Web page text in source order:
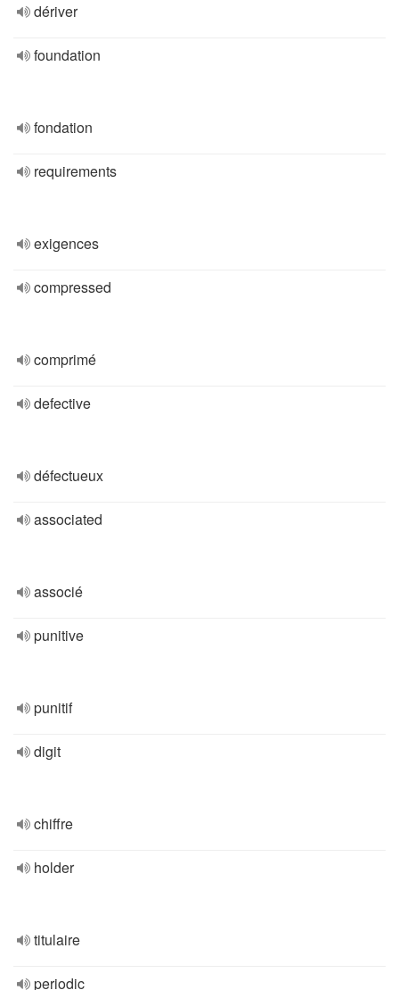
dériver
foundation
fondation
requirements
exigences
compressed
comprimé
defective
défectueux
associated
associé
punitive
punitif
digit
chiffre
holder
titulaire
periodic